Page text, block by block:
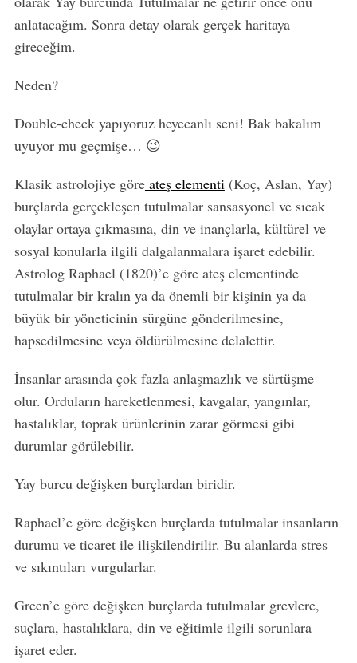
anlatacağım. Sonra detay olarak gerçek haritaya
gireceğim.
Neden?
Double-check yapıyoruz heyecanlı seni! Bak bakalım
uyuyor mu geçmişe… 😉
Klasik astrolojiye göreateş elementi(Koç, Aslan, Yay)
burçlarda gerçekleşen tutulmalar sansasyonel ve sıcak
olaylar ortaya çıkmasına, din ve inançlarla, kültürel ve
sosyal konularla ilgili dalgalanmalara işaret edebilir.
Astrolog Raphael (1820)’e göre ateş elementinde
tutulmalar bir kralın ya da önemli bir kişinin ya da
büyük bir yöneticinin sürgüne gönderilmesine,
hapsedilmesine veya öldürülmesine delalettir.
İnsanlar arasında çok fazla anlaşmazlık ve sürtüşme
olur. Orduların hareketlenmesi, kavgalar, yangınlar,
hastalıklar, toprak ürünlerinin zarar görmesi gibi
durumlar görülebilir.
Yay burcu değişken burçlardan biridir.
Raphael’e göre değişken burçlarda tutulmalar insanların
durumu ve ticaret ile ilişkilendirilir. Bu alanlarda stres
ve sıkıntıları vurgularlar.
Green’e göre değişken burçlarda tutulmalar grevlere,
suçlara, hastalıklara, din ve eğitimle ilgili sorunlara
işaret eder.